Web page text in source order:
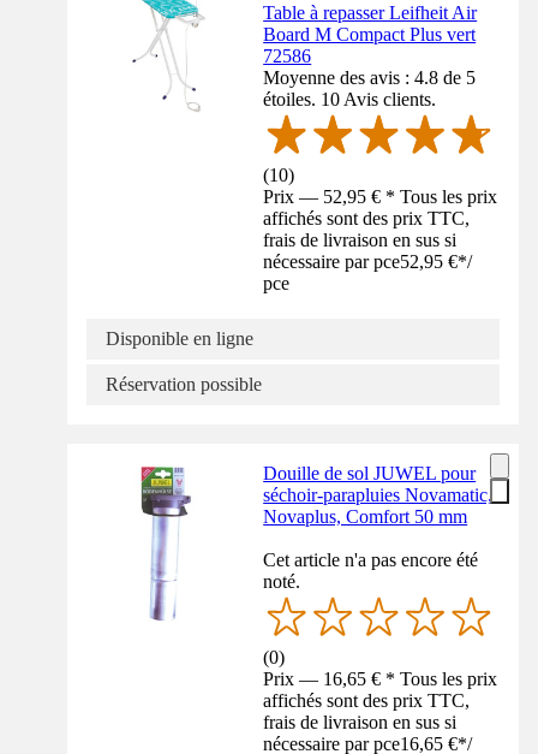
Table à repasser Leifheit Air
Board M Compact Plus vert
72586
Moyenne des avis : 4.8 de 5
étoiles. 10 Avis clients.
(10)
Prix — 52,95 € * Tous les prix
affichés sont des prix TTC,
frais de livraison en sus si
nécessaire par pce52,95 €*/
pce
Disponible en ligne
Réservation possible
Douille de sol JUWEL pour
séchoir-parapluies Novamatic,
Novaplus, Comfort 50 mm
Cet article n'a pas encore été
noté.
(0)
Prix — 16,65 € * Tous les prix
affichés sont des prix TTC,
frais de livraison en sus si
nécessaire par pce16,65 €*/